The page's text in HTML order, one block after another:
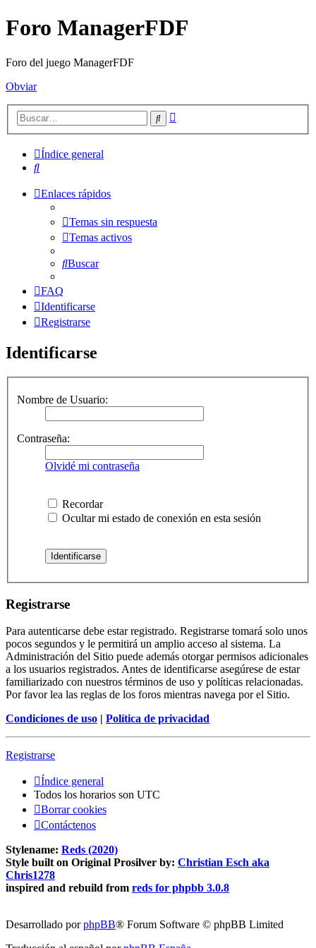
Foro ManagerFDF
Foro del juego ManagerFDF
Obviar
Buscar
Índice general
Buscar
Enlaces rápidos
Temas sin respuesta
Temas activos
Buscar
FAQ
Identificarse
Registrarse
Identificarse
Nombre de Usuario:
Contraseña:
Olvidé mi contraseña
Recordar
Ocultar mi estado de conexión en esta sesión
Registrarse
Para autenticarse debe estar registrado. Registrarse tomará solo unos
pocos segundos y le permitirá un amplio acceso al sistema. La
Administración del Sitio puede además otorgar permisos adicionales
a los usuarios registrados. Antes de identificarse asegúrese de estar
familiarizado con nuestros términos de uso y políticas relacionadas.
Por favor lea las reglas de los foros mientras navega por el Sitio.
Condiciones de uso | Política de privacidad
Registrarse
Índice general
Todos los horarios son UTC
Borrar cookies
Contáctenos
Stylename: Reds (2020)
Style built on Original Prosilver by: Christian Esch aka
Chris1278
inspired and rebuild from reds for phpbb 3.0.8
Desarrollado porphpBB® Forum Software © phpBB Limited